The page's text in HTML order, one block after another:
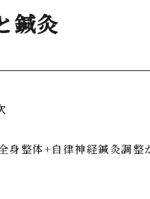
鍼灸
身整体+自律神経鍼灸調整